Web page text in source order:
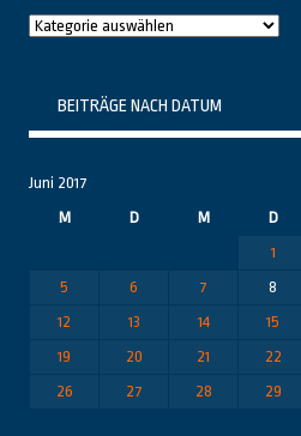
Raushier
BEITRÄGE NACH DATUM
Juni 2017
M
D M D
1
5
6 7 8
12
13 14 15
19
20 21 22
26
27 28 29